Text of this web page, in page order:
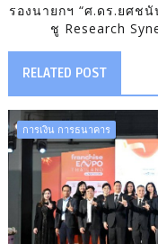
รองนายกฯ “ศ.ดร.ยศช
ชู Research
RELATED POST
การเงิน การธนาคาร